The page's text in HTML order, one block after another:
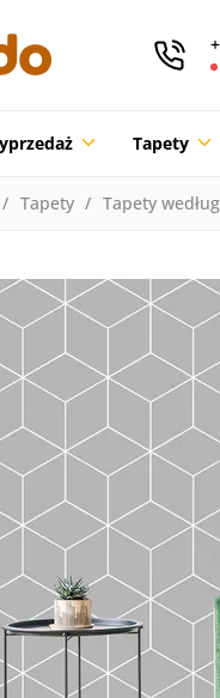
Tapety
Tapety Tapety